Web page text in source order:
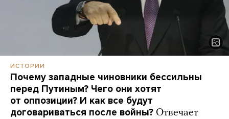
ИСТОРИИ
Почему западные чиновники бессильны
перед Путиным? Чего они хотят
от оппозиции? И как все будут
договариваться после войны? Отвечает